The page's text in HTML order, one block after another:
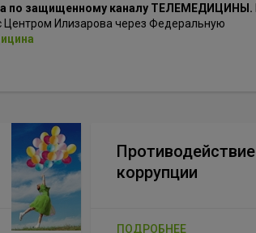
по защищенному каналу ТЕЛЕМЕДИЦИНЫ.
Илизарова через Федеральную
Противодействие
коррупции
ПОДРОБНЕЕ